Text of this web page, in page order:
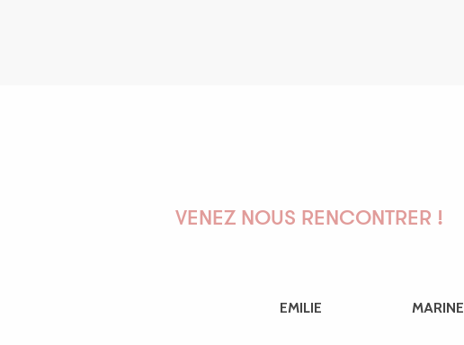
VENEZ NOUS RENCONTRER !
EMILIE MARINE